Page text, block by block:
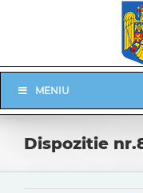
Navigation
MENIU
Dispozitie